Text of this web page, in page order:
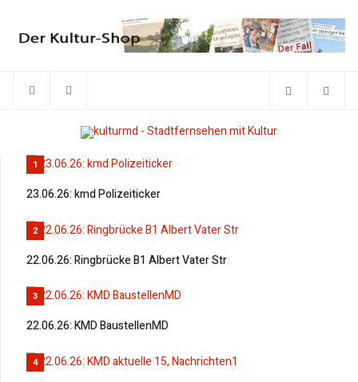
1
23.06.26: kmd Polizeiticker
2
22.06.26: Ringbrücke B1 Albert Vater Str
3
22.06.26: KMD BaustellenMD
4